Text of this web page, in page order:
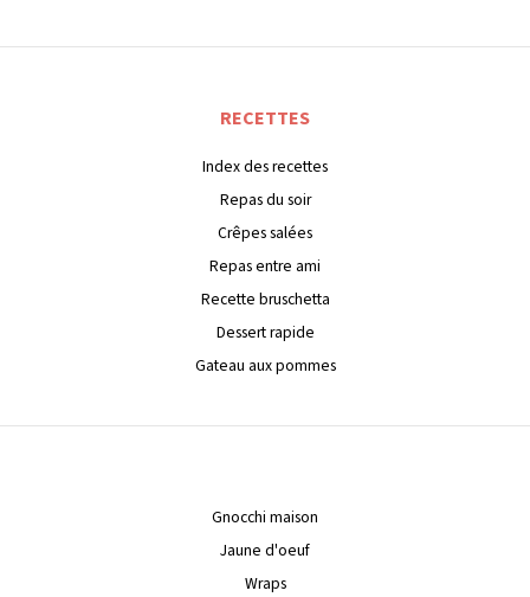
RECETTES
Index des recettes
Repas du soir
Crêpes salées
Repas entre ami
Recette bruschetta
Dessert rapide
Gateau aux pommes
Gnocchi maison
Jaune d'oeuf
Wraps